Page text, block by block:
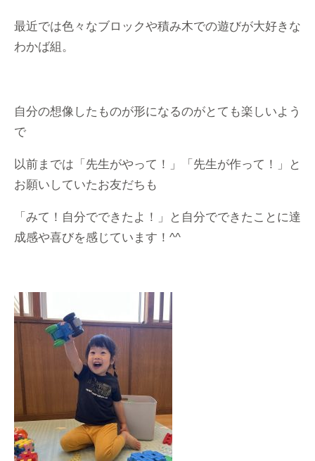
最近では色々なブロックや積み木での遊びが大好きな
わかば組。
自分の想像したものが形になるのがとても楽しいよう
で
以前までは「先生がやって！」「先生が作って！」と
お願いしていたお友だちも
「みて！自分でできたよ！」と自分でできたことに達
成感や喜びを感じています！^^